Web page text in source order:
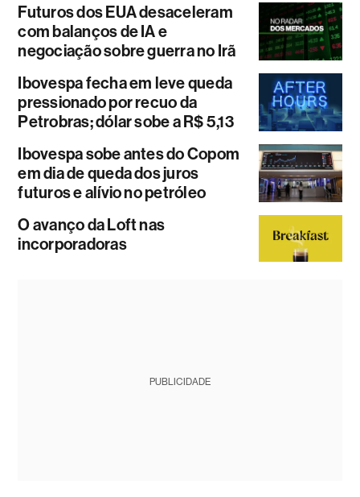
Futuros dos EUA desaceleram
com balanços de IA e
negociação sobre guerra no Irã
Ibovespa fecha em leve queda
pressionado por recuo da
Petrobras; dólar sobe a R$ 5,13
Ibovespa sobe antes do Copom
em dia de queda dos juros
futuros e alívio no petróleo
O avanço da Loft nas
incorporadoras
PUBLICIDADE